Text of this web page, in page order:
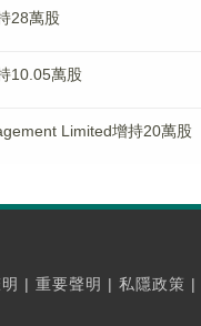
28萬股
10.05萬股
Limited增持20萬股
| 重要聲明 | 私隱政策 |